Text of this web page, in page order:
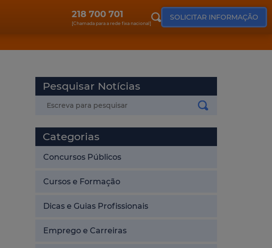
218 700 701
[Chamada para a rede fixa nacional]
SOLICITAR INFORMAÇÃO
Pesquisar Notícias
Categorias
Concursos Públicos
Cursos e Formação
Dicas e Guias Profissionais
Emprego e Carreiras